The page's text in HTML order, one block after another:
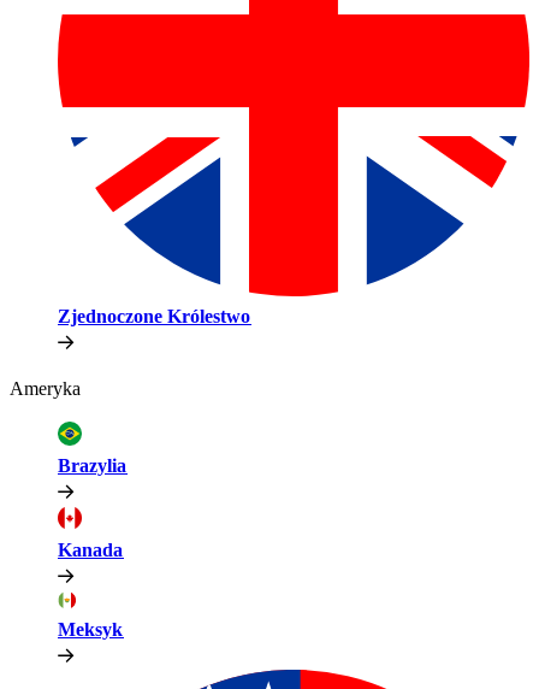
Zjednoczone Królestwo​​
Ameryka​​
Brazylia​​
Kanada​​
Meksyk​​